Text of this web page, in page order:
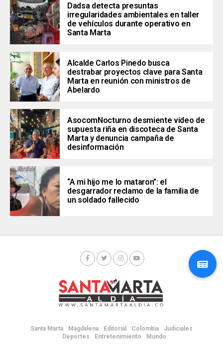
Dadsa detecta presuntas
irregularidades ambientales en taller
de vehículos durante operativo en
Santa Marta
Alcalde Carlos Pinedo busca
destrabar proyectos clave para Santa
Marta en reunión con ministros de
Abelardo
AsocomNocturno desmiente video de
supuesta riña en discoteca de Santa
Marta y denuncia campaña de
desinformación
“A mi hijo me lo mataron”: el
desgarrador reclamo de la familia de
un soldado fallecido
Santa Marta Magdalena Editorial Colombia
Judiciales
Deportes
Entretenimiento Mundo